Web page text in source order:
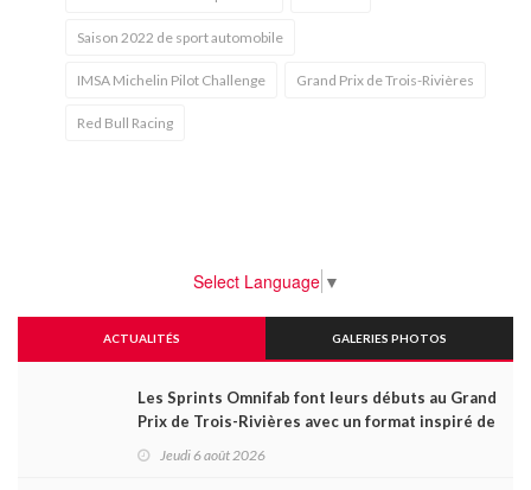
Saison 2022 de sport automobile
IMSA Michelin Pilot Challenge Grand Prix de Trois-Rivières
Red Bull Racing
Select Language ▼
ACTUALITÉS GALERIES PHOTOS
Les Sprints Omnifab font leurs débuts au Grand
Prix de Trois-Rivières avec un format inspiré de
Jeudi 6 août 2026